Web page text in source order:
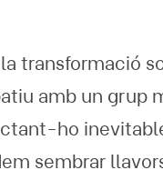
transformació
amb un grup
ho
sembrar